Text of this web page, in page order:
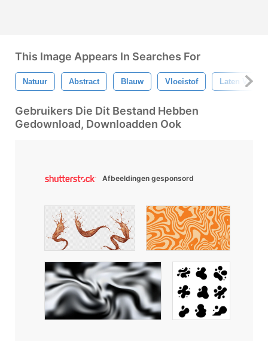
This Image Appears In Searches For
Natuur Abstract Blauw Vloeistof Laten Vallen
Gebruikers Die Dit Bestand Hebben
Gedownload, Downloadden Ook
Afbeeldingen gesponsord